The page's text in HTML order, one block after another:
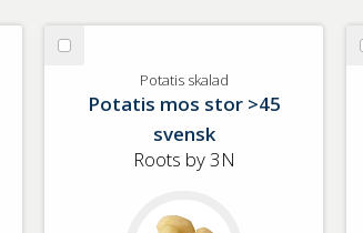
Välj
skalad
Potatis skalad
Potatis mos stor >45
svensk
Roots by 3N